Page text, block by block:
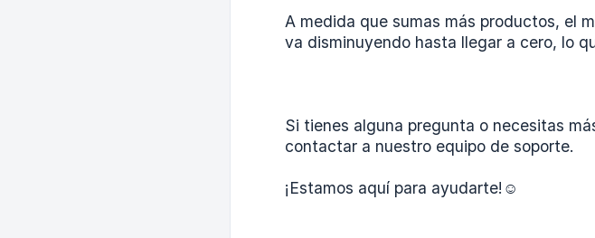
A medida que sumas más productos, el
va disminuyendo hasta llegar a cero, lo
Si tienes alguna pregunta o necesitas
contactar a nuestro equipo de soporte.
¡Estamos aquí para ayudarte!☺️